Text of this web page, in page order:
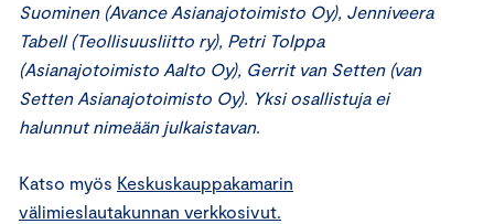
Suominen (Avance Asianajotoimisto Oy), Jenniveera
Tabell (Teollisuusliitto ry), Petri Tolppa
(Asianajotoimisto Aalto Oy), Gerrit van Setten (van
Setten Asianajotoimisto Oy). Yksi osallistuja ei
halunnut nimeään julkaistavan.
Katso myös Keskuskauppakamarin
välimieslautakunnan verkkosivut.